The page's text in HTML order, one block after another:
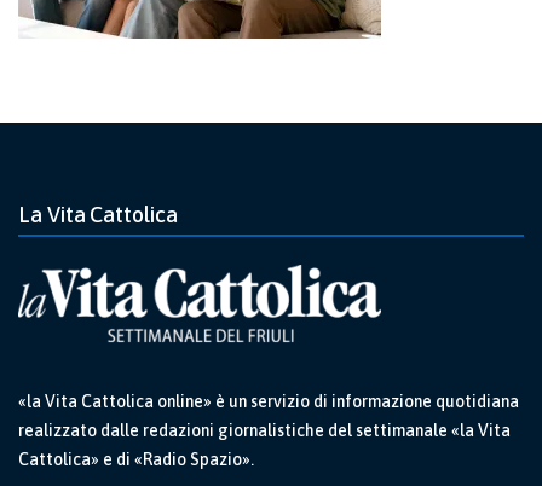
La Vita Cattolica
«la Vita Cattolica online» è un servizio di informazione quotidiana
realizzato dalle redazioni giornalistiche del settimanale «la Vita
Cattolica» e di «Radio Spazio».